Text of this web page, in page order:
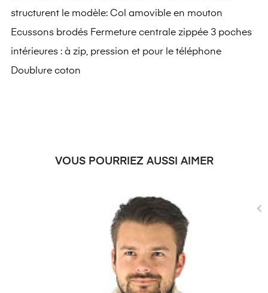
structurent le modèle: Col amovible en mouton
Ecussons brodés Fermeture centrale zippée 3 poches
intérieures : à zip, pression et pour le téléphone
Doublure coton
VOUS POURRIEZ AUSSI AIMER